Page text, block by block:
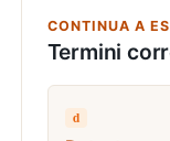
CONTINUA A
Termini
d